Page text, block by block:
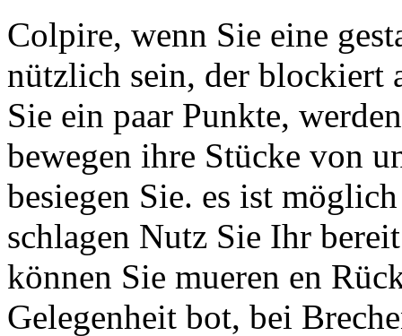
Colpire, wenn Sie eine
nützlich sein, der blockiert
Sie ein paar Punkte,
bewegen ihre Stücke von
besiegen Sie. es ist
schlagen Nutz Sie Ihr
können Sie mueren en
Gelegenheit bot, bei